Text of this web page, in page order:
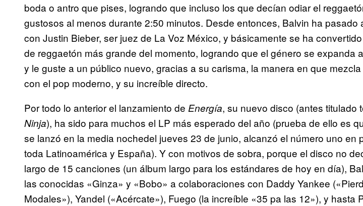
boda o antro que pises, logrando que incluso los que decían odiar el
gustosos al menos durante 2:50 minutos. Desde entonces, Balvin ha pasado
con Justin Bieber, ser juez de La Voz México, y básicamente se ha
de reggaetón más grande del momento, logrando que el género se expanda
y le guste a un público nuevo, gracias a su carisma, la manera en que
con el pop moderno, y su increíble directo.
Por todo lo anterior el lanzamiento de Energía, su nuevo disco (antes titulado
Ninja), ha sido para muchos el LP más esperado del año (prueba de ello es
se lanzó en la media nochedel jueves 23 de junio, alcanzó el número uno en
toda Latinoamérica y España). Y con motivos de sobra, porque el disco no
largo de 15 canciones (un álbum largo para los estándares de hoy en día),
las conocidas «Ginza» y «Bobo» a colaboraciones con Daddy Yankee
Modales»), Yandel («Acércate»), Fuego (la increíble «35 pa las 12»), y hasta